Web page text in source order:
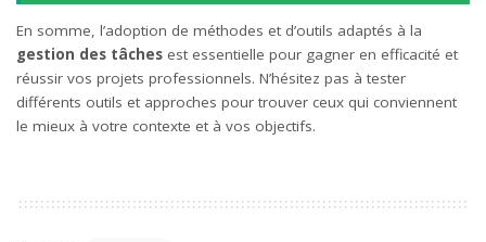
En somme, l’adoption de méthodes et d’outils adaptés à la
gestion des tâches est essentielle pour gagner en efficacité et
réussir vos projets professionnels. N’hésitez pas à tester
différents outils et approches pour trouver ceux qui conviennent
le mieux à votre contexte et à vos objectifs.